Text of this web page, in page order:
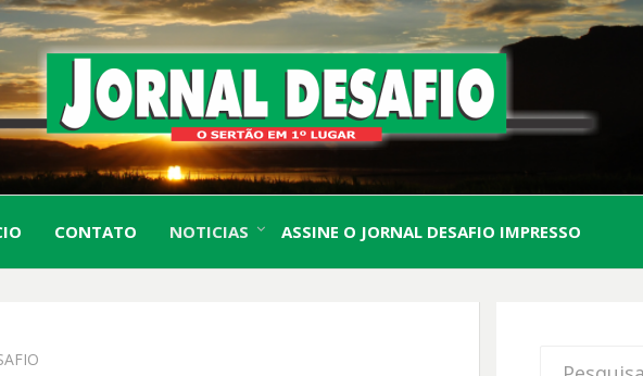
JORNAL
DESAFIO
O Sertão em 1º Lugar
CONTATO NOTICIAS ASSINE O JORNAL DESAFIO IMPRESSO
Procurar